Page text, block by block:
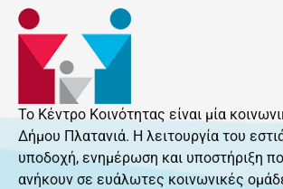
Το Κέντρο Κοινότητας είναι μία
Δήμου Πλατανιά. Η λειτουργία του
υποδοχή, ενημέρωση και υποστήριξη
ανήκουν σε ευάλωτες κοινωνικές